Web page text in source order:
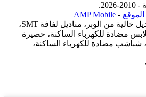
-
AMP Mobile
مناديل غرف نظيفة، مناديل خالية من الوبر، مناديل لفافة SMT،
مضادة للكهرباء الساكنة، حصيرة
شباشب مضادة للكهرباء الساكنة،